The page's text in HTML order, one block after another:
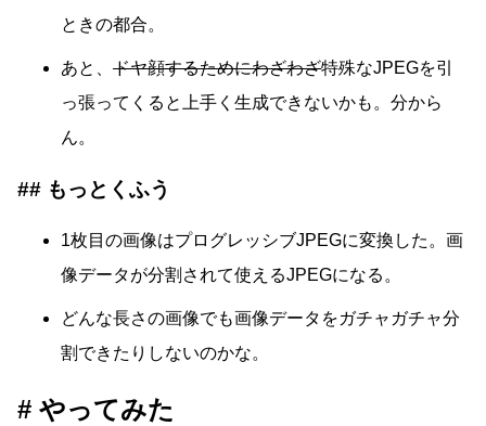
ときの都合。
あと、 ドヤ顔するためにわざわざ特殊なJPEGを引
っ張ってくると上手く生成できないかも。分から
ん。
もっとくふう
1枚目の画像はプログレッシブJPEGに変換した。画
像データが分割されて使えるJPEGになる。
どんな長さの画像でも画像データをガチャガチャ分
割できたりしないのかな。
やってみた